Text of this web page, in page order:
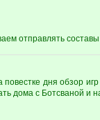
отправлять составы
повестке дня обзор
дома с Ботсваной и